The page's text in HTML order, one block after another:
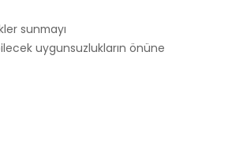
sunmayı
uygunsuzlukların önüne